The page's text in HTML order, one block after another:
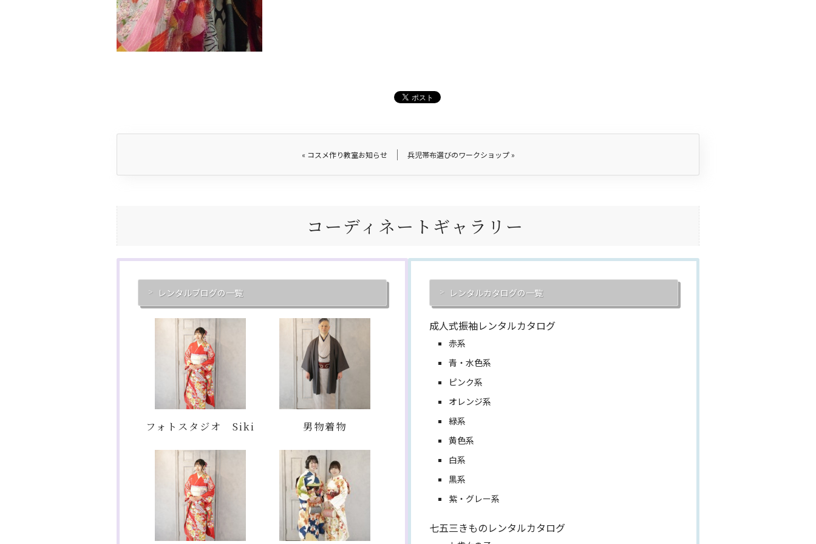
« コスメ作り教室お知らせ 兵児帯布選びのワークショップ»
コーディネートギャラリー
レンタルブログの一覧
フォトスタジオ Siki 男物着物
レンタルカタログの一覧
成人式振袖レンタルカタログ
赤系
青・水色系
ピンク系
オレンジ系
緑系
黄色系
白系
黒系
紫・グレー系
七五三きものレンタルカタログ